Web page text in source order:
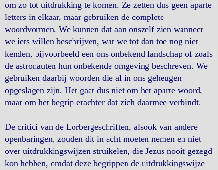
om zo tot uitdrukking te komen. Ze zetten dus geen aparte
letters in elkaar, maar gebruiken de complete
woordvormen. We kunnen dat aan onszelf zien wanneer
we iets willen beschrijven, wat we tot dan toe nog niet
kenden, bijvoorbeeld een ons onbekend landschap of zoals
de astronauten hun onbekende omgeving beschreven. We
gebruiken daarbij woorden die al in ons geheugen
opgeslagen zijn. Het gaat dus niet om het aparte woord,
maar om het begrip erachter dat zich daarmee verbindt.
De critici van de Lorbergeschriften, alsook van andere
openbaringen, zouden dit in acht moeten nemen en niet
over uitdrukkingswijzen struikelen, die Jezus nooit gezegd
kon hebben, omdat deze begrippen de uitdrukkingswijze